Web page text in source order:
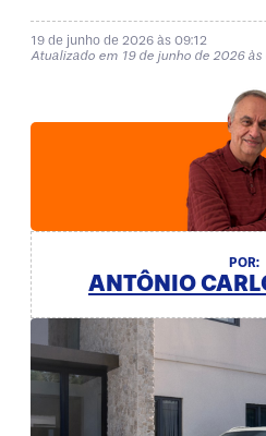
19 de junho de 2026 às 09:12
Atualizado em 19 de junho de 2026 às
POR:
ANTÔNIO